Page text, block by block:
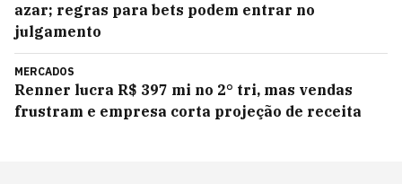
azar; regras para bets podem entrar no
julgamento
MERCADOS
Renner lucra R$ 397 mi no 2° tri, mas vendas
frustram e empresa corta projeção de receita